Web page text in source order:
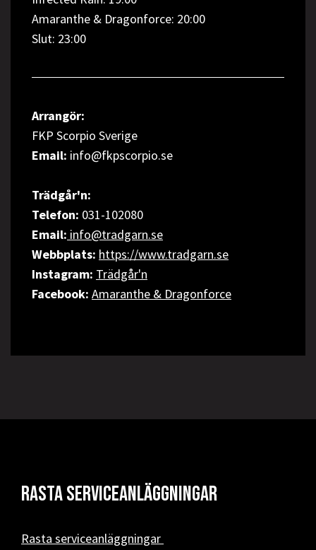
Amaranthe & Dragonforce: 20:00
Slut: 23:00
Arrangör:
FKP Scorpio Sverige
Email: info@fkpscorpio.se
Trädgår'n:
Telefon: 031-102080
Email: info@tradgarn.se
Webbplats: https://www.tradgarn.se
Instagram: Trädgår'n
Facebook: Amaranthe & Dragonforce
Rasta serviceanläggningar
Rasta serviceanläggningar